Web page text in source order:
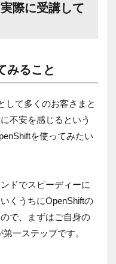
際に受講して
みること
して多くのお客さまと
不安を感じるという
を使ってみたい
ドでスピーディーに
くうちにOpenShiftの
で、まずはご自身の
一ステップです。